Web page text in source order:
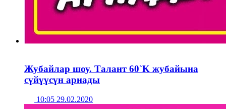
Жубайлар шоу. Талант 60`K жубайына
сүйүүсүн арнады
10:05 29.02.2020